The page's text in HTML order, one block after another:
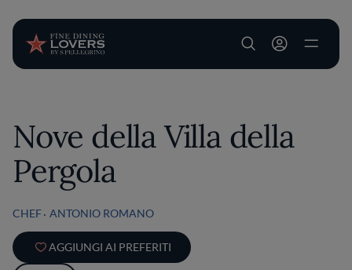
User account
Nove della Villa della
Pergola
CHEF ANTONIO ROMANO
AGGIUNGI AI PREFERITI